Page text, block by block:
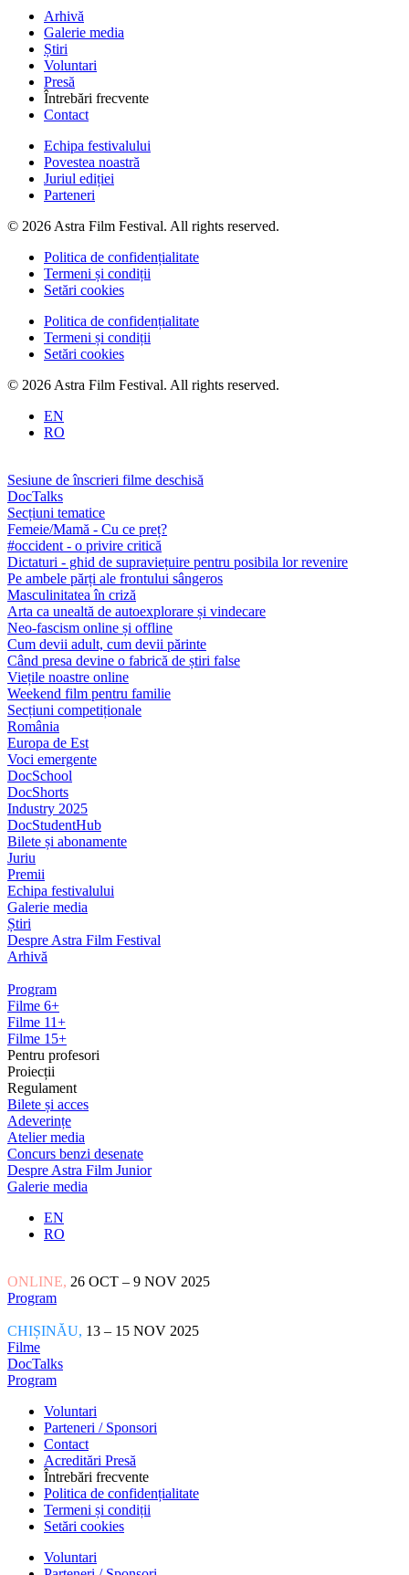
Arhivă
Galerie media
Știri
Voluntari
Presă
Întrebări frecvente
Contact
Echipa festivalului
Povestea noastră
Juriul ediției
Parteneri
© 2026 Astra Film Festival. All rights reserved.
Politica de confidențialitate
Termeni și condiții
Setări cookies
Politica de confidențialitate
Termeni și condiții
Setări cookies
© 2026 Astra Film Festival. All rights reserved.
EN
RO
Sesiune de înscrieri filme deschisă
DocTalks
Secțiuni tematice
Femeie/Mamă - Cu ce preț?
#occident - o privire critică
Dictaturi - ghid de supraviețuire pentru posibila lor revenire
Pe ambele părți ale frontului sângeros
Masculinitatea în criză
Arta ca unealtă de autoexplorare și vindecare
Neo-fascism online și offline
Cum devii adult, cum devii părinte
Când presa devine o fabrică de știri false
Viețile noastre online
Weekend film pentru familie
Secțiuni competiționale
România
Europa de Est
Voci emergente
DocSchool
DocShorts
Industry 2025
DocStudentHub
Bilete și abonamente
Juriu
Premii
Echipa festivalului
Galerie media
Știri
Despre Astra Film Festival
Arhivă
Program
Filme 6+
Filme 11+
Filme 15+
Pentru profesori
Proiecții
Regulament
Bilete și acces
Adeverințe
Atelier media
Concurs benzi desenate
Despre Astra Film Junior
Galerie media
EN
RO
ONLINE, 26 OCT – 9 NOV 2025
Program
CHIȘINĂU, 13 – 15 NOV 2025
Filme
DocTalks
Program
Voluntari
Parteneri / Sponsori
Contact
Acreditări Presă
Întrebări frecvente
Politica de confidențialitate
Termeni și condiții
Setări cookies
Voluntari